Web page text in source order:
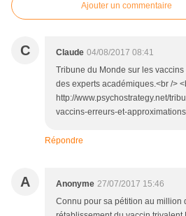
Ajouter un commentaire
C Claude 04/08/2017 08:41
Tribune du Monde sur les
des experts académiques.<br />
http://www.psychostrategy.net/
vaccins-erreurs-et-
Répondre
A Anonyme 27/07/2017 15:46
Connu pour sa pétition au million